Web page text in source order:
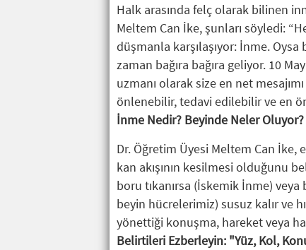
Halk arasında felç olarak bilinen
Meltem Can İke, şunları söyledi:
düşmanla karşılaşıyor: İnme.
zaman bağıra bağıra geliyor. 10
uzmanı olarak size en net
önlenebilir, tedavi edilebilir ve en
İnme Nedir? Beyinde Neler Oluyor?
Dr. Öğretim Üyesi Meltem Can İke,
kan akışının kesilmesi olduğunu
boru tıkanırsa (İskemik İnme)
beyin hücrelerimiz) susuz kalır ve
yönettiği konuşma, hareket veya
Belirtileri Ezberleyin: "Yüz, Kol,